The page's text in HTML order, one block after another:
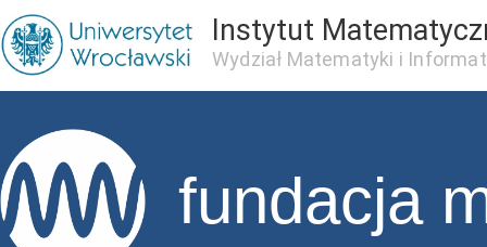
Instytut
Wydział Matematyki i
fundacja